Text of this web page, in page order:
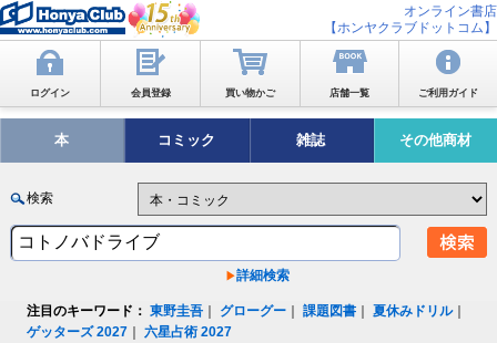
オンライン書店
【ホンヤクラブドットコム】
ログイン 会員登録 買い物かご 店舗一覧 ご利用ガイド
本 コミック 雑誌 その他商材
検索
詳細検索
注目のキーワード： 東野圭吾 グローグー ｜課題図書 ｜夏休みドリル｜
ゲッターズ 2027 ｜六星占術 2027